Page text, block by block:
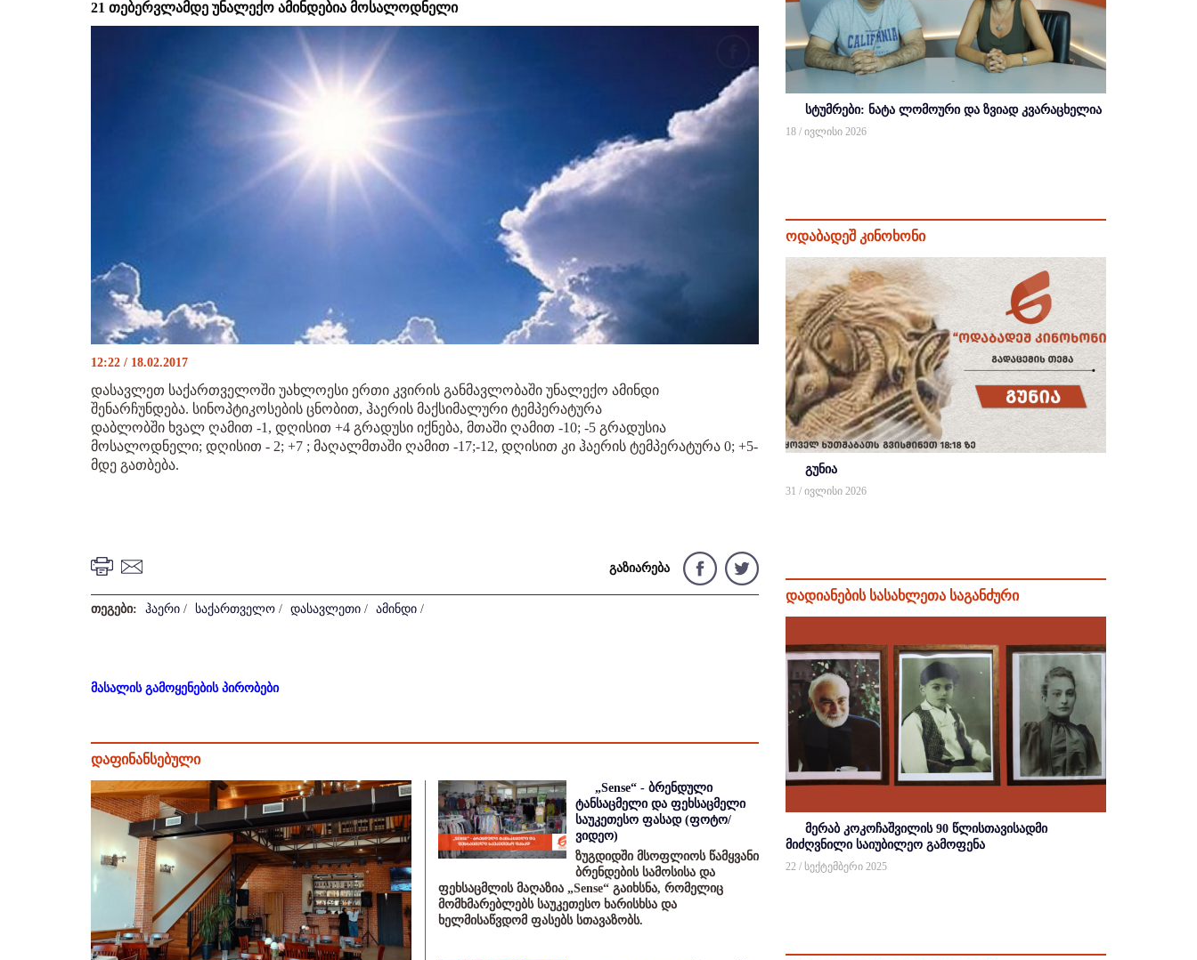
21 თებერვლამდე უნალექო ამინდებია მოსალოდნელი
12:22 / 18.02.2017
დასავლეთ საქართველოში უახლოესი ერთი კვირის განმავლობაში უნალექო ამინდი
შენარჩუნდება. სინოპტიკოსების ცნობით, ჰაერის მაქსიმალური ტემპერატურა
დაბლობში ხვალ ღამით -1, დღისით +4 გრადუსი იქნება, მთაში ღამით -10; -5 გრადუსია
მოსალოდნელი; დღისით - 2; +7 ; მაღალმთაში ღამით -17;-12, დღისით კი ჰაერის ტემპერატურა 0; +5-
მდე გათბება.
გაზიარება
თეგები: ჰაერი / საქართველო / დასავლეთი / ამინდი /
მასალის გამოყენების პირობები
დაფინანსებული
„Sense“ - ბრენდული
ტანსაცმელი და ფეხსაცმელი
საუკეთესო ფასად (ფოტო/
ვიდეო)
ზუგდიდში მსოფლიოს წამყვანი
ბრენდების სამოსისა და
ფეხსაცმლის მაღაზია „Sense“ გაიხსნა, რომელიც
მომხმარებლებს საუკეთესო ხარისხსა და
ხელმისაწვდომ ფასებს სთავაზობს.
სტუმრები: ნატა ლომოური და ზვიად კვარაცხელია
18 / ივლისი 2026
ოდაბადეშ კინოხონი
გუნია
31 / ივლისი 2026
დადიანების სასახლეთა საგანძური
მერაბ კოკოჩაშვილის 90 წლისთავისადმი
მიძღვნილი საიუბილეო გამოფენა
22 / სექტემბერი 2025